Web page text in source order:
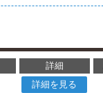
詳細
詳細を見る